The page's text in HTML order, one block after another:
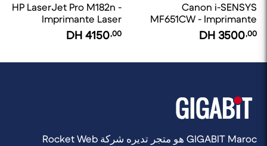
Canon i-SENSYS
MF651CW - Imprimante
laser couleur
3500,00
HP LaserJet Pro M182n -
Imprimante Laser
Couleur Multifonction
(7KW54A)
4150,00
GIGABIT Maroc هو متجر تديره شركة Rocket Web